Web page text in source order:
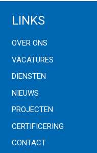
LINKS
OVER ONS
VACATURES
DIENSTEN
NIEUWS
PROJECTEN
CERTIFICERING
CONTACT